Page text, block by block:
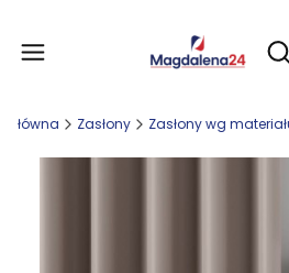
główna Zasłony Zasłony wg